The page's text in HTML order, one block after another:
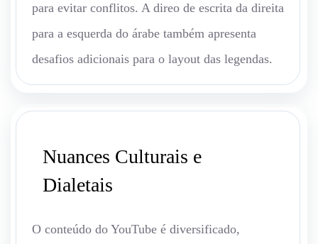
para evitar conflitos. A direo de escrita da direita
para a esquerda do árabe também apresenta
desafios adicionais para o layout das legendas.
Nuances Culturais e
Dialetais
O conteúdo do YouTube é diversificado,